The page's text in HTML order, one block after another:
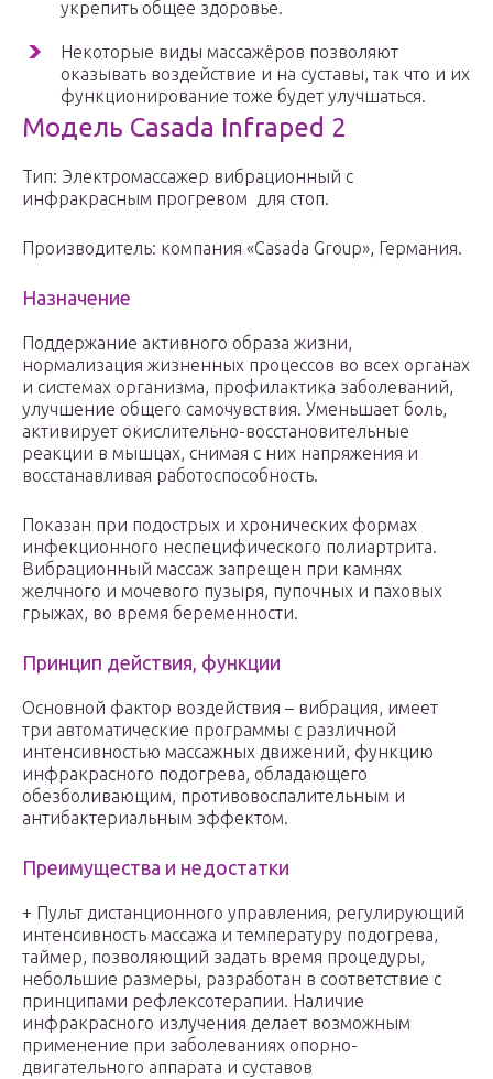
укрепить общее здоровье.
Некоторые виды массажёров позволяют
оказывать воздействие и на суставы, так что и их
функционирование тоже будет улучшаться.
Модель Casada Infraped 2
Тип: Электромассажер вибрационный с
инфракрасным прогревом для стоп.
Производитель: компания «Casada Group», Германия.
Назначение
Поддержание активного образа жизни,
нормализация жизненных процессов во всех органах
и системах организма, профилактика заболеваний,
улучшение общего самочувствия. Уменьшает боль,
активирует окислительно-восстановительные
реакции в мышцах, снимая с них напряжения и
восстанавливая работоспособность.
Показан при подострых и хронических формах
инфекционного неспецифического полиартрита.
Вибрационный массаж запрещен при камнях
желчного и мочевого пузыря, пупочных и паховых
грыжах, во время беременности.
Принцип действия, функции
Основной фактор воздействия – вибрация, имеет
три автоматические программы с различной
интенсивностью массажных движений, функцию
инфракрасного подогрева, обладающего
обезболивающим, противовоспалительным и
антибактериальным эффектом.
Преимущества и недостатки
+ Пульт дистанционного управления, регулирующий
интенсивность массажа и температуру подогрева,
таймер, позволяющий задать время процедуры,
небольшие размеры, разработан в соответствие с
принципами рефлексотерапии. Наличие
инфракрасного излучения делает возможным
применение при заболеваниях опорно-
двигательного аппарата и суставов